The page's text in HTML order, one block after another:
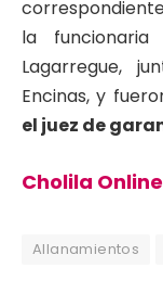
la
Lagarregue,
Encinas, y
el juez de
Cholila Online
Allanamientos